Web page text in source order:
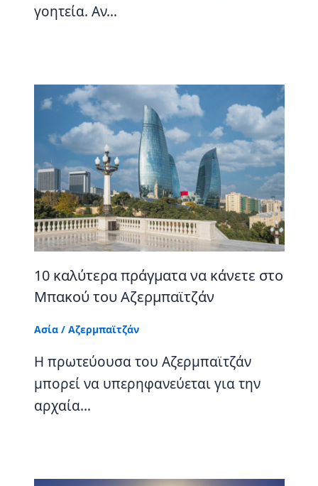
γοητεία. Αν…
10 καλύτερα πράγματα να κάνετε στο
Μπακού του Αζερμπαϊτζάν
Ασία/ Αζερμπαϊτζάν
Η πρωτεύουσα του Αζερμπαϊτζάν
μπορεί να υπερηφανεύεται για την
αρχαία…